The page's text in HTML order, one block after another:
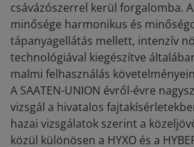
csávázószerrel kerül forgalomba.
minősége harmonikus és
tápanyagellátás mellett, intenzív
technológiával kiegészítve
malmi felhasználás
A SAATEN-UNION évről-évre
vizsgál a hivatalos
hazai vizsgálatok szerint a
közül különösen a HYXO és a